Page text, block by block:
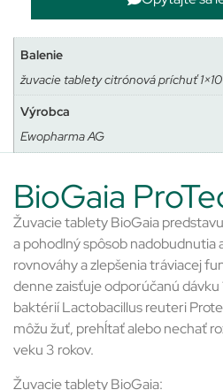
Balenie
žuvacie tablety citrónová príchuť
Výrobca
Ewopharma AG
BioGaia
Žuvacie tablety BioGaia
a pohodlný spôsob nadobudnutia
rovnováhy a zlepšenia tráviacej
denne zaisťuje odporúčanú
baktérií Lactobacillus reuteri
môžu žuť, prehĺtať alebo nechať
veku 3 rokov.
Žuvacie tablety BioGaia: